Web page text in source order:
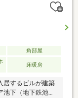
角部屋
床暖房
居するビルが建築
下（地下鉄池下